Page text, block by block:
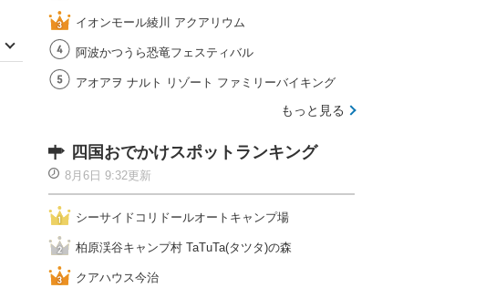
イオンモール綾川 アクアリウム
阿波かつうら恐竜フェスティバル
アオアヲ ナルト リゾート ファミリーバイキング
もっと見る
四国おでかけスポットランキング
8月6日 9:32更新
シーサイドコリドールオートキャンプ場
柏原渓谷キャンプ村 TaTuTa(タツタ)の森
クアハウス今治